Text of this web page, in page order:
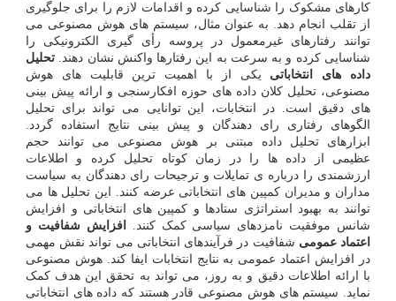
کارهای مشکوک را شناسایی کرده و اقدامات لازم را برای جلوگیری
از تقلب انجام دهد. به عنوان مثال، سیستم های هوش مصنوعی می
توانند رفتارهای غیرمعمول در پروسه رأی گیری الکترونیکی را
شناسایی کرده و به سرعت به این رفتارها واکنش نشان دهند. تحلیل
داده های انتخاباتی یکی از با اهمیت ترین قابلیت های هوش
مصنوعی، تحلیل کلان داده های حوزه افکارسنجی و ارائه پیش بینی
های دقیق است. در انتخابات، این توانایی می تواند برای تحلیل
الگوهای رفتاری رای دهندگان و پیش بینی نتایج استفاده گردد.
ابزارهای تحلیل داده مبتنی بر هوش مصنوعی می توانند حجم
عظیمی از داده ها را در زمان کوتاه تحلیل کرده و اطلاعات
ارزشمندی را درباره ی تمایلات و ترجیحات رای دهندگان به سیاست
مداران و مدیران کمپین های انتخاباتی عرضه کنند. این تحلیل ها می
توانند به بهبود استراتژی ستادها و کمپین های انتخاباتی و افزایش
شانس موفقیت نامزدهای سیاسی کمک کنند.
افزایش شفافیت و
اعتماد عمومی شفافیت در فرآیندهای انتخاباتی می تواند نقش مهمی
در افزایش اعتماد عمومی به نتایج انتخابات ایفا کند. هوش مصنوعی
با ارائه اطلاعات دقیق و به روز، می تواند به تحقق این هدف کمک
نماید. سیستم های هوش مصنوعی قادر هستند که داده های انتخاباتی